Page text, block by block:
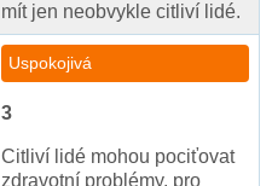
mít jen neobvykle citliví lidé.
Uspokojivá
3
Citliví lidé mohou pociťovat
zdravotní problémy, pro